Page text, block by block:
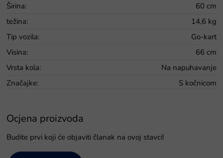
Širina:
60 cm
težina:
14,6 kg
Tip vozila:
Go-kart
Visina:
66 cm
Vrsta kola:
Na napuhavanje
Značajke: S kočnicom
Ocjena proizvoda
Budite prvi koji će objaviti članak na ovoj stavci!